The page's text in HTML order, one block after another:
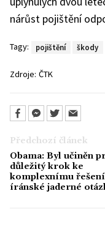
nárůst pojištění
Tagy: pojištění škody
Zdroje: ČTK
Předchozí článek
Obama: Byl učiněn
důležitý krok ke
komplexnímu řešení
íránské jaderné